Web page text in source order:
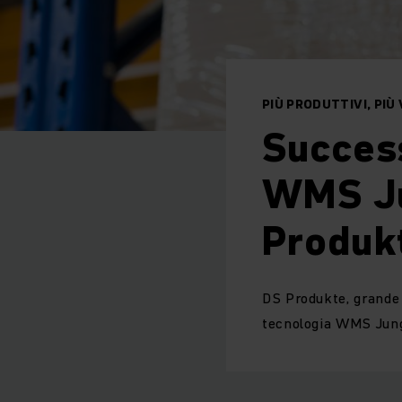
PIÙ PRODUTTIVI, PIÙ
WMS
DS Produkte,
tecnologia WMS